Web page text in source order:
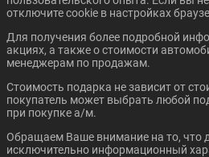
отключите cookie в настройках
Для получения более подробной
акциях, а также о стоимости
менеджерам по продажам.
Стоимость подарка не зависит от
покупатель может выбрать любой
при покупке а/м.
Обращаем Ваше внимание на то, что
исключительно информационный